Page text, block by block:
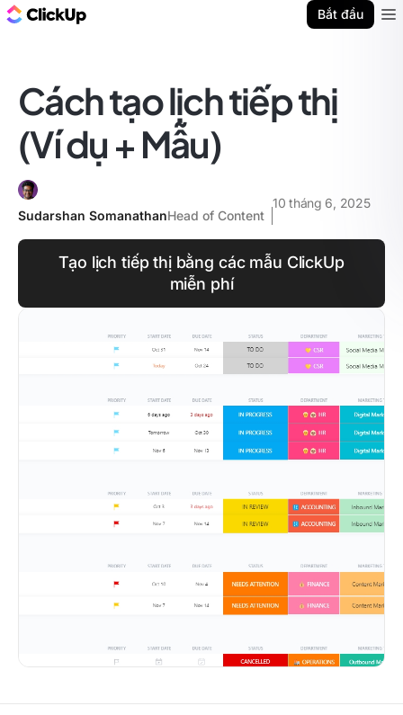
Bắt đầu
Cách tạo lịch tiếp thị
(Ví dụ + Mẫu)
Sudarshan SomanathanHead of Content
10 tháng 6, 2025
Tạo lịch tiếp thị bằng các mẫu ClickUp
miễn phí